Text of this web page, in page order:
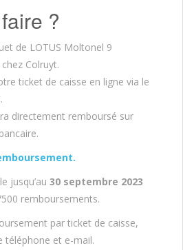
?
de LOTUS Moltonel 9
Colruyt.
ticket de caisse en ligne via le
directement remboursé sur
jusqu’au 30 septembre 2023
remboursements.
par ticket de caisse,
téléphone et e-mail.